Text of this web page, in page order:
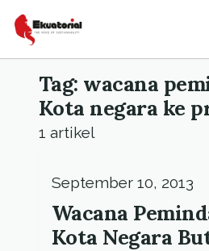
Tag: wacana
Kota negara ke
1 artikel
September 10, 2013
Wacana
Kota Negara